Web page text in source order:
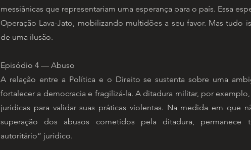
messiânicas que representariam uma esperança para o país. Essa
Operação Lava-Jato, mobilizando multidões a seu favor. Mas tudo
de uma ilusão.
Episódio 4 — Abuso
A relação entre a Política e o Direito se sustenta sobre uma
fortalecer a democracia e fragilizá-la. A ditadura militar, por
jurídicas para validar suas práticas violentas. Na medida em que
superação dos abusos cometidos pela ditadura, permanece
autoritário” jurídico.